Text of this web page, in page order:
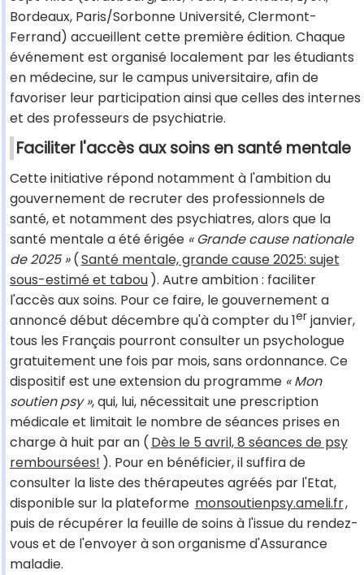
Bordeaux, Paris/Sorbonne Université, Clermont-
Ferrand) accueillent cette première édition. Chaque
événement est organisé localement par les étudiants
en médecine, sur le campus universitaire, afin de
favoriser leur participation ainsi que celles des internes
et des professeurs de psychiatrie.
Faciliter l'accès aux soins en santé mentale
Cette initiative répond notamment à l'ambition du
gouvernement de recruter des professionnels de
santé, et notamment des psychiatres, alors que la
santé mentale a été érigée « Grande cause nationale
de 2025 »(Santé mentale, grande cause 2025: sujet
sous-estimé et tabou ). Autre ambition : faciliter
l'accès aux soins. Pour ce faire, le gouvernement a
annoncé début décembre qu'à compter du 1er janvier,
tous les Français pourront consulter un psychologue
gratuitement une fois par mois, sans ordonnance. Ce
dispositif est une extension du programme « Mon
soutien psy », qui, lui, nécessitait une prescription
médicale et limitait le nombre de séances prises en
charge à huit par an ( Dès le 5 avril, 8 séances de psy
remboursées! ). Pour en bénéficier, il suffira de
consulter la liste des thérapeutes agréés par l'Etat,
disponible sur la plateforme monsoutienpsy.ameli.fr,
puis de récupérer la feuille de soins à l'issue du rendez-
vous et de l'envoyer à son organisme d'Assurance
maladie.